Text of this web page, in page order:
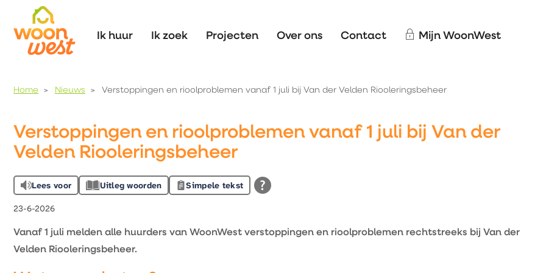
Naar hoofdinhoud
Naar hoofdnavigatiemenu
Naar zoeken
Naar de homepage
Ik huur Ik zoek Projecten Over ons Contact Mijn WoonWest
Home Nieuws Verstoppingen en rioolproblemen vanaf 1 juli bij Van der Velden Riooleringsbeheer
Verstoppingen en rioolproblemen vanaf 1 juli bij Van der
Velden Riooleringsbeheer
Lees voor Uitleg woorden Simpele tekst
23-6-2026
Vanaf 1 juli melden alle huurders van WoonWest verstoppingen en rioolproblemen rechtstreeks bij Van der
Velden Riooleringsbeheer.